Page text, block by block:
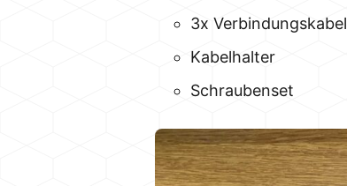
3x Verbindungskabel
Kabelhalter
Schraubenset